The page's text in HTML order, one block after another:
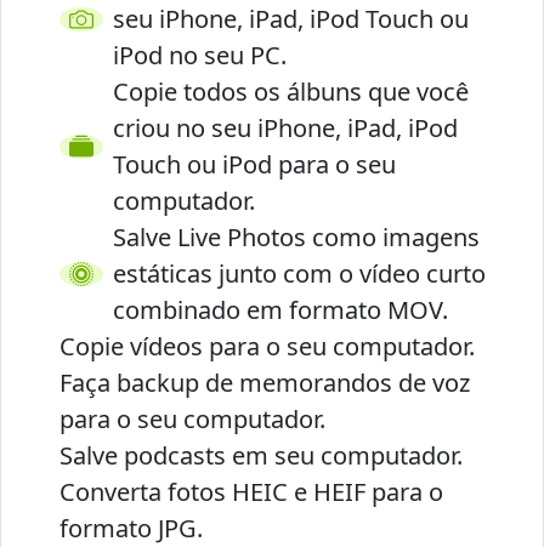
seu iPhone, iPad, iPod Touch ou
iPod no seu PC.
Copie todos os álbuns que você
criou no seu iPhone, iPad, iPod
Touch ou iPod para o seu
computador.
Salve Live Photos como imagens
estáticas junto com o vídeo curto
combinado em formato MOV.
Copie vídeos para o seu computador.
Faça backup de memorandos de voz
para o seu computador.
Salve podcasts em seu computador.
Converta fotos HEIC e HEIF para o
formato JPG.